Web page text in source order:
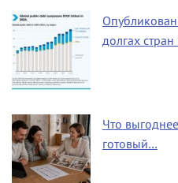
долгах
Что
готовый…